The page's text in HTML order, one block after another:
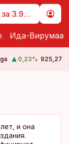
Подпишитесь за 3.99 €
Ида-Вирумаа
0,23% 925,27
и она